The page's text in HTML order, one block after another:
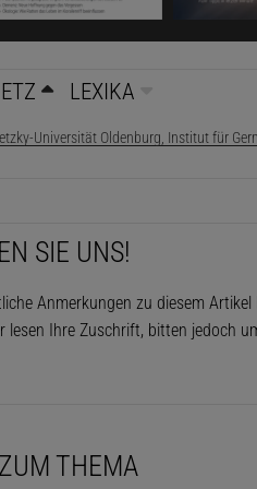
| Der Literaturwissenschaftler
Das Phänomen
und Underground-
noch etwas mit dem
: Aber Sie bearbeiten in
LEXIKA
Universität Oldenburg, Institut für
SIE UNS!
Anmerkungen zu diesem
lesen Ihre Zuschrift, bitten jedoch
THEMA